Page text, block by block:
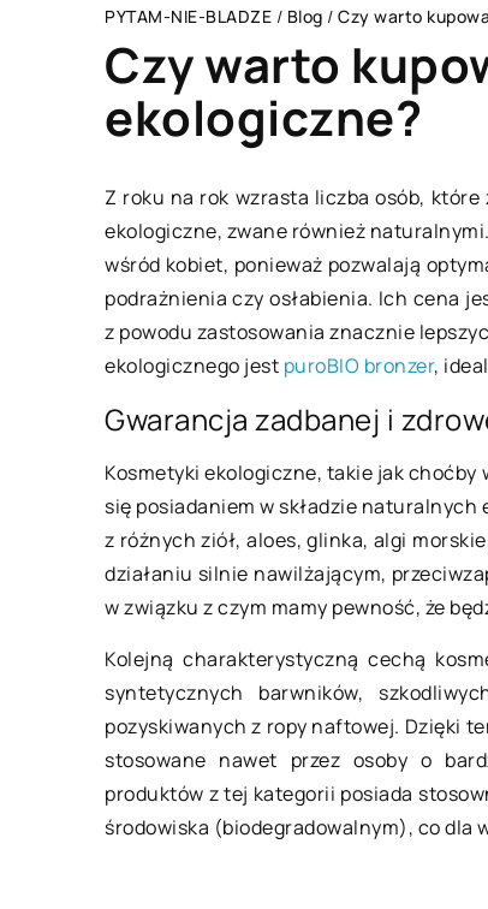
PYTAM-NIE-BLADZE / Blog / Czy warto
Czy warto
ekologiczne?
Z roku na rok wzrasta liczba osób,
ekologiczne, zwane również
wśród kobiet, ponieważ pozwalają
podrażnienia czy osłabienia. Ich cena
z powodu zastosowania znacznie
ekologicznego jest puroBIO bronzer,
Gwarancja zadbanej i
Kosmetyki ekologiczne, takie jak choćby
się posiadaniem w składzie
z różnych ziół, aloes, glinka, algi
działaniu silnie nawilżającym,
w związku z czym mamy pewność, że
Kolejną charakterystyczną cechą
syntetycznych barwników,
pozyskiwanych z ropy naftowej. Dzięki
stosowane nawet przez osoby o
produktów z tej kategorii posiada
środowiska (biodegradowalnym), co dla
08 stycznia
Powszechne
smogiem
Smog jest
polskich
od dłuższego
się w okresie